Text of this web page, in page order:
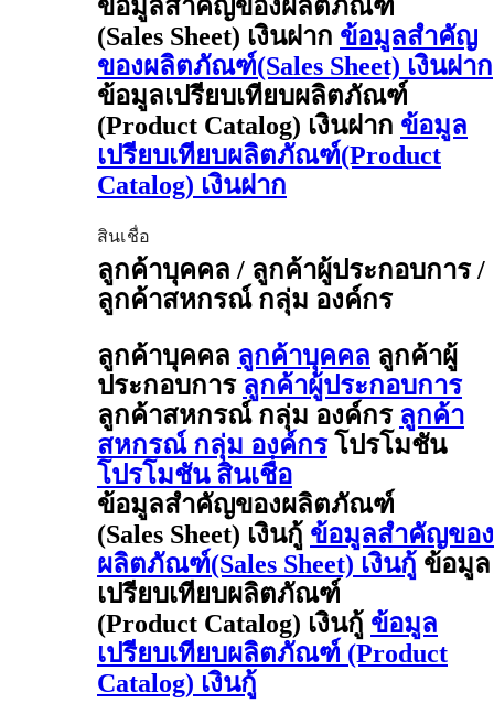
ข้อมูลสำคัญของผลิตภัณฑ์
(Sales Sheet) เงินฝาก ข้อมูลสำคัญ
ของผลิตภัณฑ์(Sales Sheet) เงินฝาก
ข้อมูลเปรียบเทียบผลิตภัณฑ์
(Product Catalog) เงินฝาก ข้อมูล
เปรียบเทียบผลิตภัณฑ์(Product
Catalog) เงินฝาก
สินเชื่อ
ลูกค้าบุคคล / ลูกค้าผู้ประกอบการ /
ลูกค้าสหกรณ์ กลุ่ม องค์กร
ลูกค้าบุคคล ลูกค้าบุคคล ลูกค้าผู้
ประกอบการ ลูกค้าผู้ประกอบการ
ลูกค้าสหกรณ์ กลุ่ม องค์กร ลูกค้า
สหกรณ์ กลุ่ม องค์กร โปรโมชัน
โปรโมชัน สินเชื่อ
ข้อมูลสำคัญของผลิตภัณฑ์
(Sales Sheet) เงินกู้ ข้อมูลสำคัญของ
ผลิตภัณฑ์(Sales Sheet) เงินกู้ ข้อมูล
เปรียบเทียบผลิตภัณฑ์
(Product Catalog) เงินกู้ ข้อมูล
เปรียบเทียบผลิตภัณฑ์ (Product
Catalog) เงินกู้